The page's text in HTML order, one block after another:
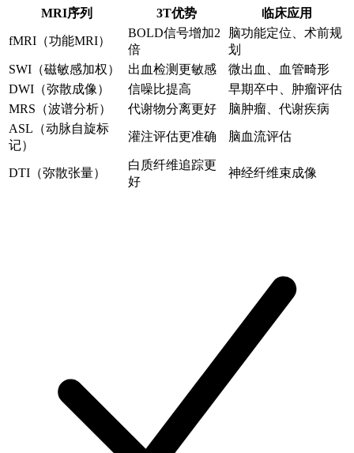
MRI序列 3T优势 临床应用
fMRI（功能MRI）
BOLD信号增加2
倍
脑功能定位、术前规
划
SWI（磁敏感加权）
出血检测更敏感
微出血、血管畸形
DWI（弥散成像）
信噪比提高
早期卒中、肿瘤评估
MRS（波谱分析）
代谢物分离更好
脑肿瘤、代谢疾病
ASL（动脉自旋标
记）
灌注评估更准确 脑血流评估
DTI（弥散张量）
白质纤维追踪更
好
神经纤维束成像